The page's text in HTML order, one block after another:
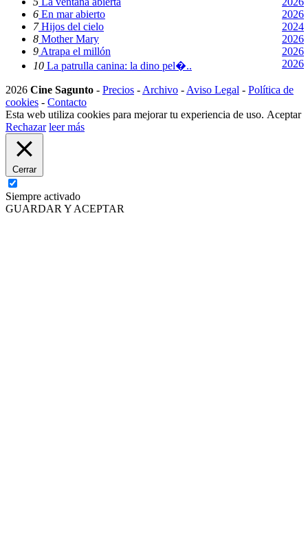
6 En mar abierto
2026
7Hijos del cielo
2024
8 Mother Mary
2026
9 Atrapa el millón
2026
10 La patrulla canina: la dino pel�.. 2026
2026 Cine Sagunto - Precios - Archivo - Aviso Legal - Política de
cookies - Contacto
Esta web utiliza cookies para mejorar tu experiencia de uso. Aceptar
Rechazar leer más
Cerrar
Siempre activado
GUARDAR Y ACEPTAR